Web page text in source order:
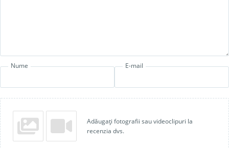
Nume E-mail
Adăugați fotografii sau videoclipuri la
recenzia dvs.